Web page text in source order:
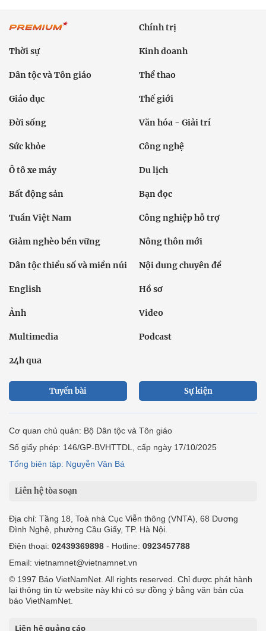
Chính trị
Thời sự Kinh doanh
Dân tộc và Tôn giáo Thể thao
Giáo dục Thế giới
Đời sống Văn hóa - Giải trí
Sức khỏe Công nghệ
Ô tô xe máy Du lịch
Bất động sản Bạn đọc
Tuần Việt Nam Công nghiệp hỗ trợ
Giảm nghèo bền vững Nông thôn mới
Dân tộc thiểu số và miền núi Nội dung chuyên đề
English Hồ sơ
Ảnh Video
Multimedia Podcast
24h qua
Tuyến bài Sự kiện
Cơ quan chủ quản: Bộ Dân tộc và Tôn giáo
Số giấy phép: 146/GP-BVHTTDL, cấp ngày 17/10/2025
Tổng biên tập: Nguyễn Văn Bá
Liên hệ tòa soạn
Địa chỉ: Tầng 18, Toà nhà Cục Viễn thông (VNTA), 68 Dương
Đình Nghệ, phường Cầu Giấy, TP. Hà Nội.
Điện thoại: 02439369898 - Hotline: 0923457788
Email: vietnamnet@vietnamnet.vn
© 1997 Báo VietNamNet. All rights reserved. Chỉ được phát hành
lại thông tin từ website này khi có sự đồng ý bằng văn bản của
báo VietNamNet.
Liên hệ quảng cáo